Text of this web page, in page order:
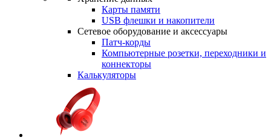
Карты памяти
USB флешки и накопители
Сетевое оборудование и аксессуары
Патч-корды
Компьютерные розетки, переходники и
коннекторы
Калькуляторы